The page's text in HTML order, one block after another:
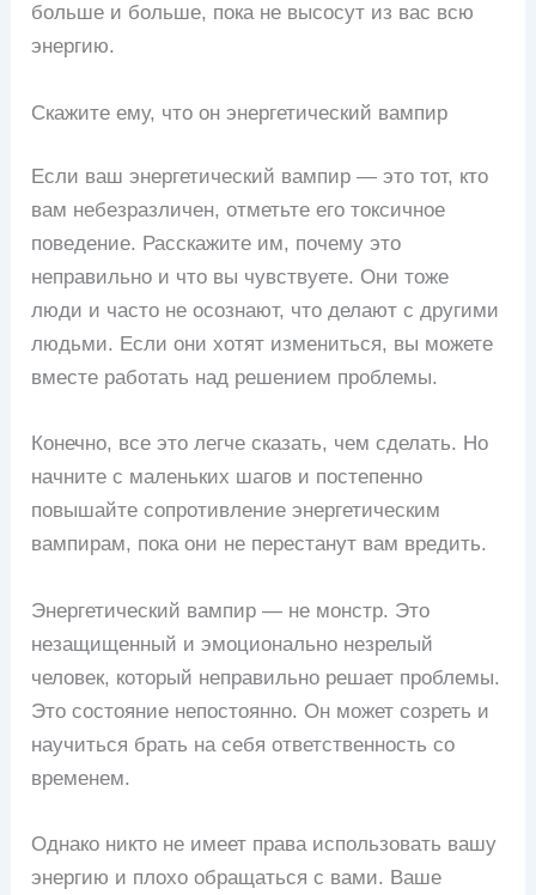
больше и больше, пока не высосут из вас всю
энергию.
Скажите ему, что он энергетический вампир
Если ваш энергетический вампир — это тот, кто
вам небезразличен, отметьте его токсичное
поведение. Расскажите им, почему это
неправильно и что вы чувствуете. Они тоже
люди и часто не осознают, что делают с другими
людьми. Если они хотят измениться, вы можете
вместе работать над решением проблемы.
Конечно, все это легче сказать, чем сделать. Но
начните с маленьких шагов и постепенно
повышайте сопротивление энергетическим
вампирам, пока они не перестанут вам вредить.
Энергетический вампир — не монстр. Это
незащищенный и эмоционально незрелый
человек, который неправильно решает проблемы.
Это состояние непостоянно. Он может созреть и
научиться брать на себя ответственность со
временем.
Однако никто не имеет права использовать вашу
энергию и плохо обращаться с вами. Ваше